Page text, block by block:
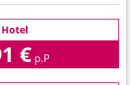
Hotel
€ p.P